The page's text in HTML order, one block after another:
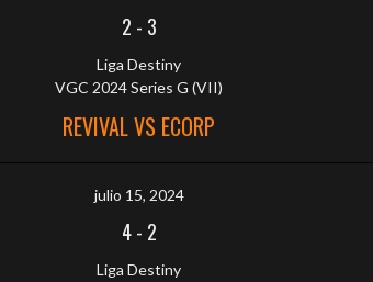
2 - 3
Liga Destiny
VGC 2024 Series G (VII)
REVIVAL VS ECORP
julio 15, 2024
4- 2
Liga Destiny